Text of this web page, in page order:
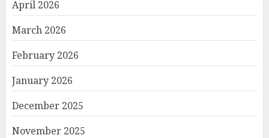
April 2026
March 2026
February 2026
January 2026
December 2025
November 2025